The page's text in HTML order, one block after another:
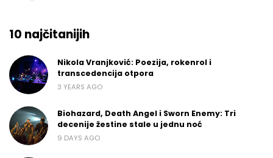
10 najčitanijih
Nikola Vranjković: Poezija, rokenrol i
transcedencija otpora
3 YEARS AGO
Biohazard, Death Angel i Sworn Enemy: Tri
decenije žestine stale u jednu noć
9 DAYS AGO